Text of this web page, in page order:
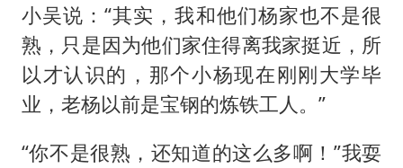
小吴说：“其实，我和他们杨家也不是很
熟，只是因为他们家住得离我家挺近，所
以才认识的，那个小杨现在刚刚大学毕
业，老杨以前是宝钢的炼铁工人。”
“你不是很熟，还知道的这么多啊！”我耍